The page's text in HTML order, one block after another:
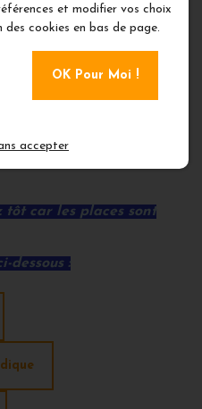
ne pourront pas
les réservations sont
cure en février
tôt car les places sont
dessous :
et modifier vos choix
cookies en bas de page.
OK Pour Moi !
accepter